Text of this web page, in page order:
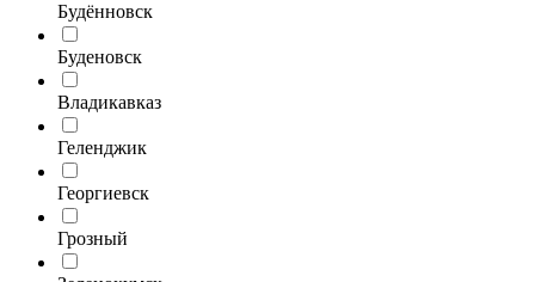
Будённовск
Буденовск
Владикавказ
Геленджик
Георгиевск
Грозный